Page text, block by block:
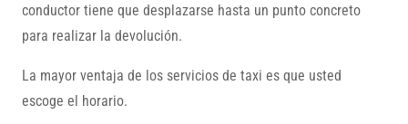
conductor tiene que desplazarse hasta un punto concreto
para realizar la devolución.
La mayor ventaja de los servicios de taxi es que usted
escoge el horario.